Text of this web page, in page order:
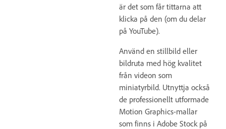
är det som får tittarna att
klicka på den (om du delar
på YouTube).
Använd en stillbild eller
bildruta med hög kvalitet
från videon som
miniatyrbild. Utnyttja också
de professionellt utformade
Motion Graphics-mallar
som finns i Adobe Stock på